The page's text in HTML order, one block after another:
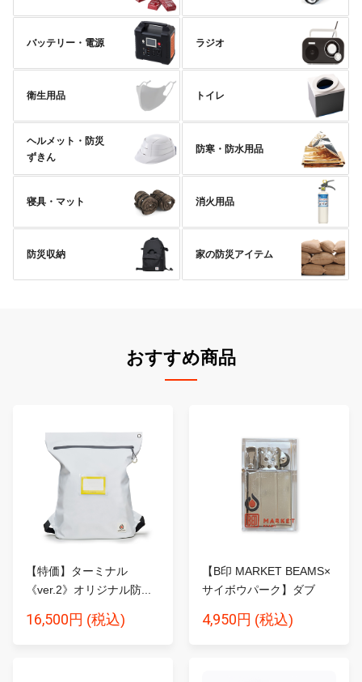
バッテリー・電源 ラジオ
衛生用品 トイレ
ヘルメット・防災
ずきん
防寒・防水用品
寝具・マット 消火用品
防災収納 家の防災アイテム
おすすめ商品
【特価】ターミナル
《ver.2》オリジナル防...
16,500円 (税込)
【B印 MARKET BEAMS×
サイボウパーク】ダブ
4,950円 (税込)